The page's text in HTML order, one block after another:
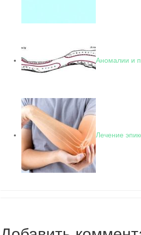
Аномалии и
Лечение